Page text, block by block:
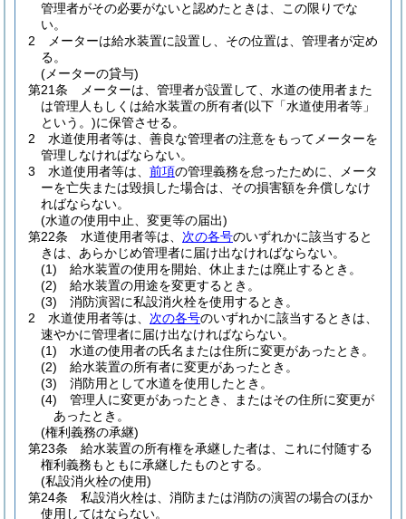
管理者がその必要がないと認めたときは、この限りでな
い。
2
メーターは給水装置に設置し、その位置は、管理者が定め
る。
(メーターの貸与)
第21条
メーターは、管理者が設置して、水道の使用者また
は管理人もしくは給水装置の所有者(以下「水道使用者等」
という。)に保管させる。
2
水道使用者等は、善良な管理者の注意をもってメーターを
管理しなければならない。
3
水道使用者等は、 前項の管理義務を怠ったために、メータ
ーを亡失または毀損した場合は、その損害額を弁償しなけ
ればならない。
(水道の使用中止、変更等の届出)
第22条
水道使用者等は、 次の各号のいずれかに該当すると
きは、あらかじめ管理者に届け出なければならない。
(1)
給水装置の使用を開始、休止または廃止するとき。
(2)
給水装置の用途を変更するとき。
(3)
消防演習に私設消火栓を使用するとき。
2
水道使用者等は、 次の各号のいずれかに該当するときは、
速やかに管理者に届け出なければならない。
(1)
水道の使用者の氏名または住所に変更があったとき。
(2)
給水装置の所有者に変更があったとき。
(3)
消防用として水道を使用したとき。
(4)
管理人に変更があったとき、またはその住所に変更が
あったとき。
(権利義務の承継)
第23条
給水装置の所有権を承継した者は、これに付随する
権利義務もともに承継したものとする。
(私設消火栓の使用)
第24条
私設消火栓は、消防または消防の演習の場合のほか
使用してはならない。